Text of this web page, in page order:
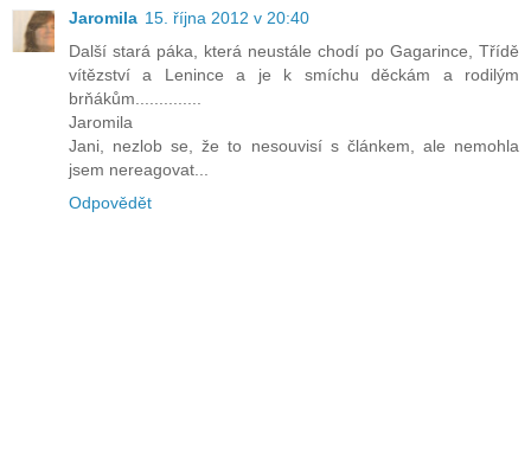
Jaromila 15. října 2012 v 20:40
Další stará páka, která neustále chodí po Gagarince, Třídě
vítězství a Lenince a je k smíchu děckám a rodilým
brňákům..............
Jaromila
Jani, nezlob se, že to nesouvisí s článkem, ale nemohla
jsem nereagovat...
Odpovědět